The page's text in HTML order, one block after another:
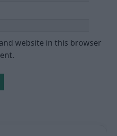
website in this browser